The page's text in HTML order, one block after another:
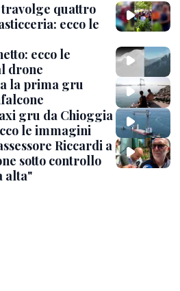
quattro
ecco le
ecco le
drone
la prima gru
gru da Chioggia
le immagini
Riccardi a
sotto controllo
alta"